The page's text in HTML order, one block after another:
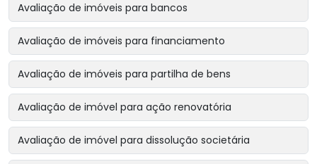
Avaliação de imóveis para bancos
Avaliação de imóveis para financiamento
Avaliação de imóveis para partilha de bens
Avaliação de imóvel para ação renovatória
Avaliação de imóvel para dissolução societária